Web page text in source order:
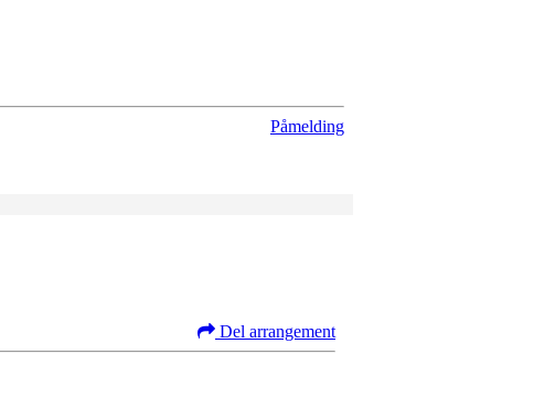
Påmelding
Del arrangement